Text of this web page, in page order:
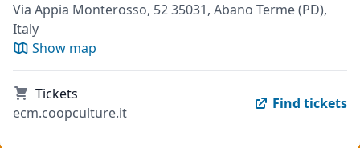
Via Appia Monterosso, 52 35031, Abano Terme (PD),
Italy
Show map
Tickets
ecm.coopculture.it
Find tickets